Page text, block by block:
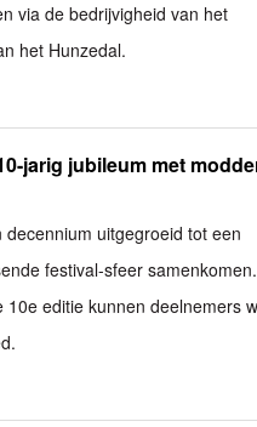
via de bedrijvigheid van het
het Hunzedal.
jarig jubileum met
uitgegroeid tot een
festival-sfeer
editie kunnen deelnemers